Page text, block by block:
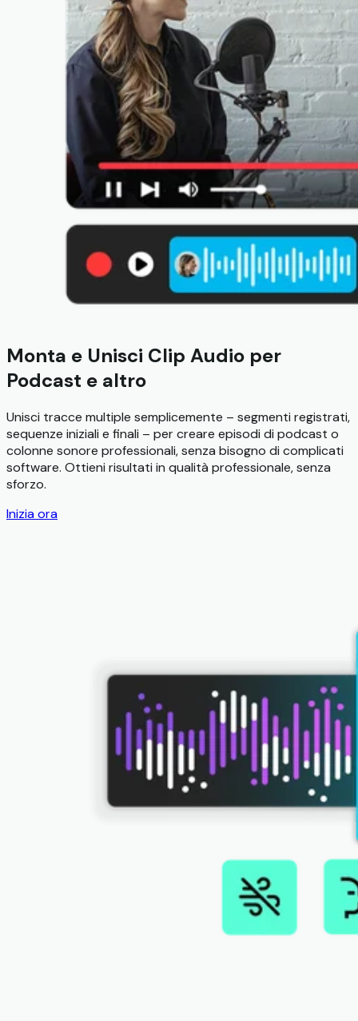
Monta e Unisci Clip Audio per
Podcast e altro
Unisci tracce multiple semplicemente – segmenti registrati,
sequenze iniziali e finali – per creare episodi di podcast o
colonne sonore professionali, senza bisogno di complicati
software. Ottieni risultati in qualità professionale, senza
sforzo.
Inizia ora